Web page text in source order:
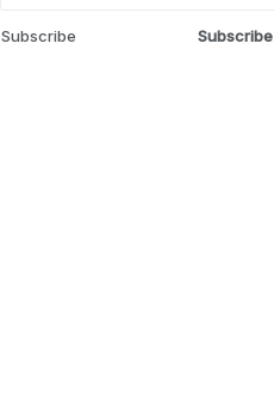
Subscribe Subscribe